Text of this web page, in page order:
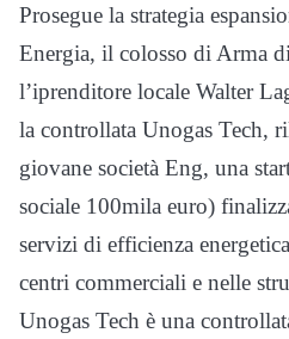
Prosegue la strategia
Energia, il colosso di Arma
l’iprenditore locale Walter
la controllata Unogas Tech,
giovane società Eng, una
sociale 100mila euro)
servizi di efficienza
centri commerciali e nelle
Unogas Tech è una